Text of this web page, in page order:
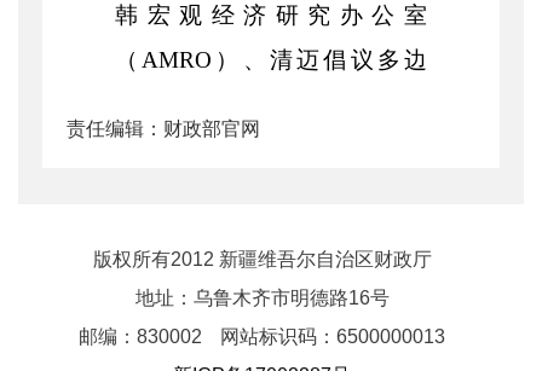
韩宏观经济研究办公室
（ AMRO）、清迈倡议多边
责任编辑：财政部官网
版权所有2012 新疆维吾尔自治区财政厅
地址：乌鲁木齐市明德路16号
邮编：830002
网站标识码：6500000013